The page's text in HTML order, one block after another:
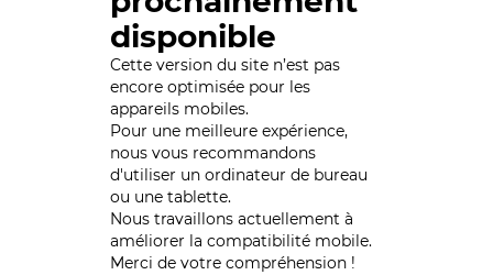
disponible
Cette version du site n’est pas
encore optimisée pour les
appareils mobiles.
Pour une meilleure expérience,
nous vous recommandons
d'utiliser un ordinateur de bureau
ou une tablette.
Nous travaillons actuellement à
améliorer la compatibilité mobile.
Merci de votre compréhension !